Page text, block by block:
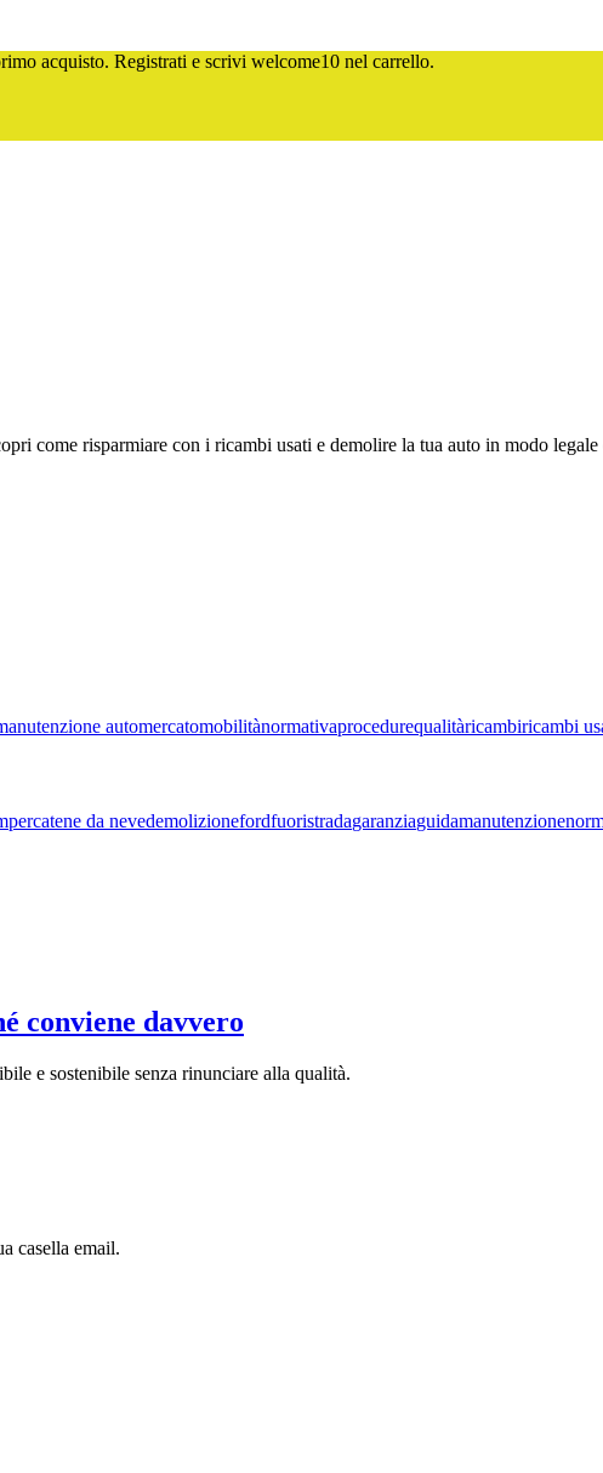
acquisto. Registrati e scrivi welcome10 nel carrello.
come risparmiare con i ricambi usati e demolire la tua auto in modo legale
automercatomobilitànormativaprocedurequalitàricambiricambi
catene da nevedemolizionefordfuoristradagaranziaguidamanutenzione
conviene davvero
e sostenibile senza rinunciare alla qualità.
casella email.